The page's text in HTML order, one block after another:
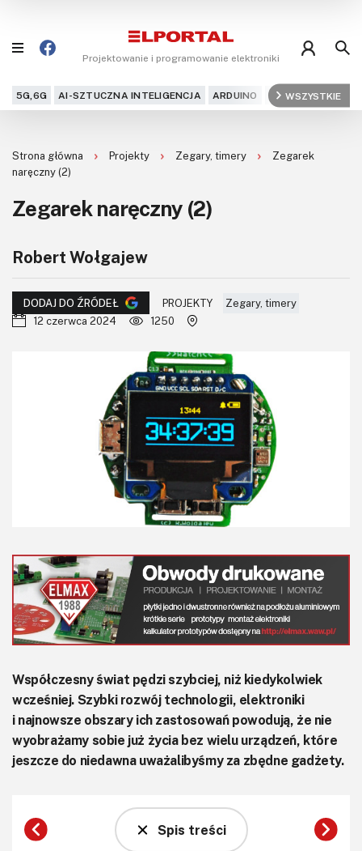
Projektowanie i programowanie elektroniki
5G,6G AI-SZTUCZNA INTELIGENCJA ARDUINO ARM AUDIO
WSZYSTKIE
Kursy
DIY+
Dla Ciebie
Kontakt
Newsletter
Magazyny
Archiwum
Do pobrania
Strona główna Projekty Zegary, timery
Zegarek
naręczny (2)
Zegarek naręczny (2)
Robert Wołgajew
DODAJ DO ŹRÓDEŁ PROJEKTY
Zegary, timery
12 czerwca 2024
1250
Współczesny świat pędzi szybciej, niż kiedykolwiek
wcześniej. Szybki rozwój technologii, elektroniki
i najnowsze obszary ich zastosowań powodują, że nie
wyobrażamy sobie już życia bez wielu urządzeń, które
jeszcze do niedawna uważalibyśmy za zbędne gadżety.
Spis treści